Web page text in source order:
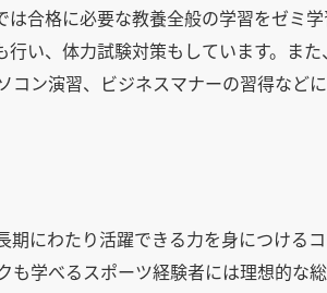
合格に必要な教養全般の学習をゼミ
い、体力試験対策もしています。ま
ン演習、ビジネスマナーの習得などに
にわたり活躍できる力を身につける
学べるスポーツ経験者には理想的な総